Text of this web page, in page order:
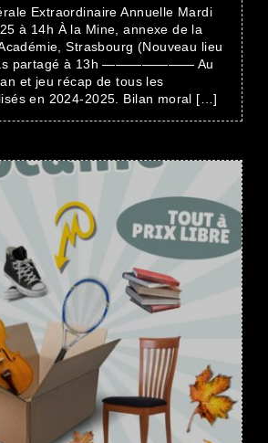
Extraordinaire Annuelle Mardi
à 14h À la Mine, annexe de la
Strasbourg (Nouveau lieu
partagé à 13h ——————— Au
et jeu récap de tous les
en 2024-2025. Bilan moral […]